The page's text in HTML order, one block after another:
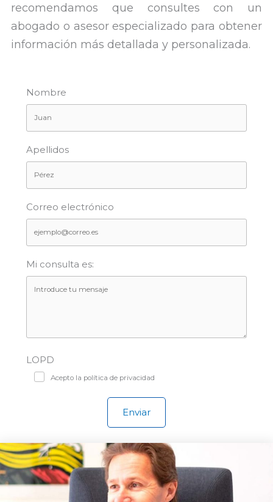
recomendamos que consultes con un
abogado o asesor especializado para obtener
información más detallada y personalizada.
Nombre
Apellidos
Correo electrónico
Mi consulta es:
LOPD
Acepto la política de privacidad
Enviar